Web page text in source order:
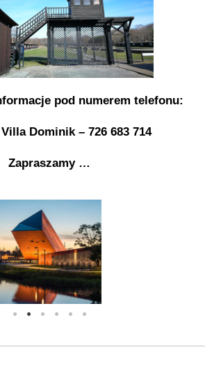
pod numerem telefonu:
Dominik – 726 683 714
Zapraszamy …